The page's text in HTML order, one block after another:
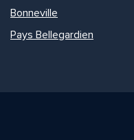
Bonneville
Pays Bellegardien